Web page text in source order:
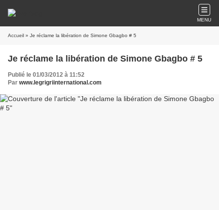
MENU
Accueil » Je réclame la libération de Simone Gbagbo # 5
Je réclame la libération de Simone Gbagbo # 5
Publié le 01/03/2012 à 11:52
Par www.legrigriinternational.com